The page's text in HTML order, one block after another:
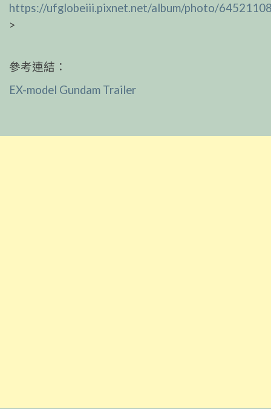
https://ufglobeiii.pixnet.net/album/photo/
>
參考連結：
EX-model Gundam Trailer